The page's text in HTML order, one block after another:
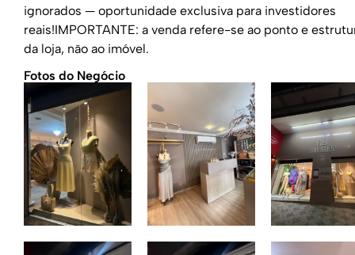
ignorados — oportunidade exclusiva para investidores
reais!IMPORTANTE: a venda refere-se ao ponto e
da loja, não ao imóvel.
Fotos do Negócio